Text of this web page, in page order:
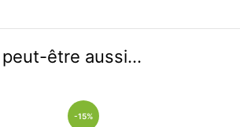
peut-être aussi…
-15%